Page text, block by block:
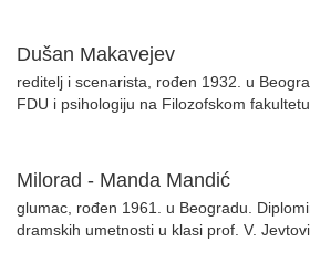
Dušan Makavejev
reditelj i scenarista, rođen 1932. u
FDU i psihologiju na Filozofskom
Milorad - Manda Mandić
glumac, rođen 1961. u Beogradu.
dramskih umetnosti u klasi prof. V.